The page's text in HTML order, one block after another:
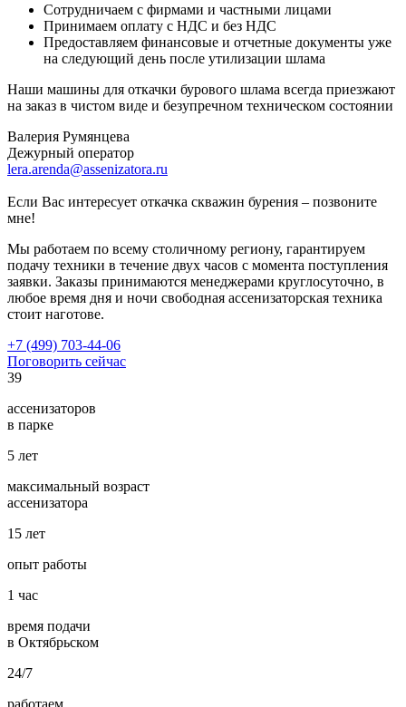
Сотрудничаем с фирмами и частными лицами
Принимаем оплату с НДС и без НДС
Предоставляем финансовые и отчетные документы уже
на следующий день после утилизации шлама
Наши машины для откачки бурового шлама всегда приезжают
на заказ в чистом виде и безупречном техническом состоянии
Валерия Румянцева
Дежурный оператор
lera.arenda@assenizatora.ru
Если Вас интересует откачка скважин бурения – позвоните
мне!
Мы работаем по всему столичному региону, гарантируем
подачу техники в течение двух часов с момента поступления
заявки. Заказы принимаются менеджерами круглосуточно, в
любое время дня и ночи свободная ассенизаторская техника
стоит наготове.
+7 (499) 703-44-06
Поговорить сейчас
39
ассенизаторов
в парке
5 лет
максимальный возраст
ассенизатора
15 лет
опыт работы
1 час
время подачи
в Октябрьском
24/7
работаем